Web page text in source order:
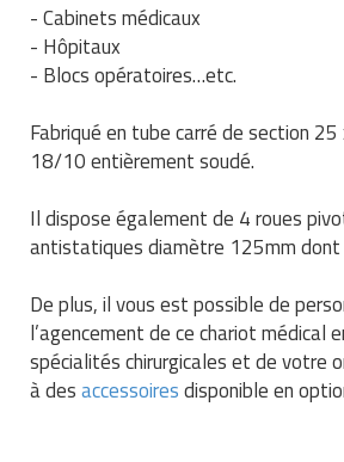
Tuyau flexible
Tuyau galvanisé
Tuyau renforcé
Equipements pour stade et terrain
sportif
Jeu gymnique
Loisirs
Matériel de fitness
Vêtement sportif
Présentoir pour restaurant
Réchaud professionnel
Réfrigérateur professionnel
Restauration foraine
Robinetterie professionnelle
Rôtisserie professionnelle
Sautause professionnelle
- Cabinets médicaux
- Hôpitaux
- Blocs opératoires…etc.
Fabriqué en tube carré de section
18/10 entièrement soudé.
Il dispose également de 4 roues
antistatiques diamètre 125mm dont
De plus, il vous est possible de
l’agencement de ce chariot médical
spécialités chirurgicales et de votre
à desaccessoiresdisponible en